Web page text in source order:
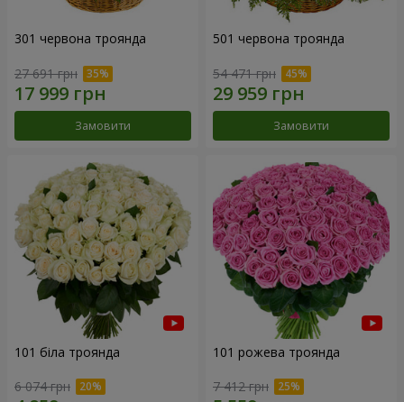
301 червона троянда
27 691 грн
Замовити
501 червона троянда
54 471 грн
Замовити
101 біла троянда
6 074 грн
101 рожева троянда
7 412 грн